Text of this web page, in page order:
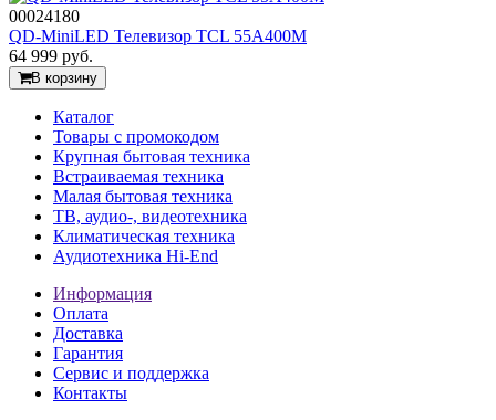
00024180
QD-MiniLED Телевизор TCL 55A400M
64 999 руб.
В корзину
Каталог
Товары с промокодом
Крупная бытовая техника
Встраиваемая техника
Малая бытовая техника
ТВ, аудио-, видеотехника
Климатическая техника
Аудиотехника Hi-End
Информация
Оплата
Доставка
Гарантия
Сервис и поддержка
Контакты